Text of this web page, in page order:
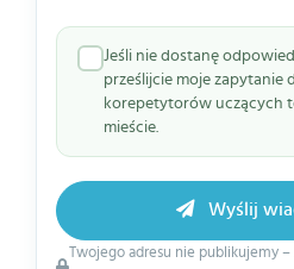
Jeśli nie dostanę
prześlijcie moje zapytanie
korepetytorów uczących
mieście.
Twojego adresu nie publikujemy
Wyślij